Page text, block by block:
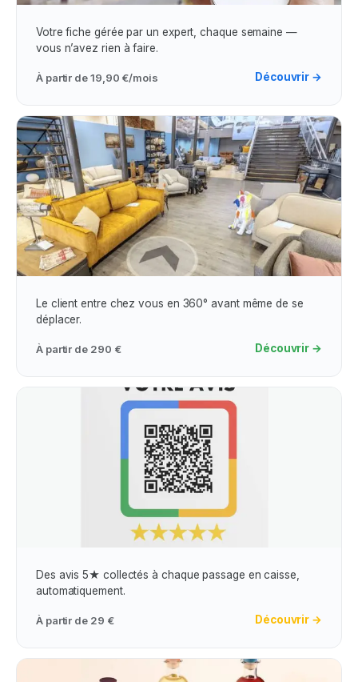
Assistance & Visibilité Google Maps
Votre fiche gérée par un expert, chaque semaine —
vous n’avez rien à faire.
À partir de19,90 €/mois Découvrir →
Visites Virtuelles
Le client entre chez vous en 360° avant même de se
déplacer.
À partir de 290 € Découvrir →
Obtention Avis Google Maps
Des avis 5★ collectés à chaque passage en caisse,
automatiquement.
À partir de 29 € Découvrir →